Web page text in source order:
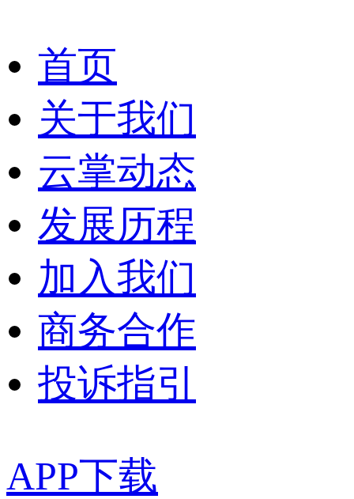
首页
关于我们
云掌动态
发展历程
加入我们
商务合作
投诉指引
APP下载